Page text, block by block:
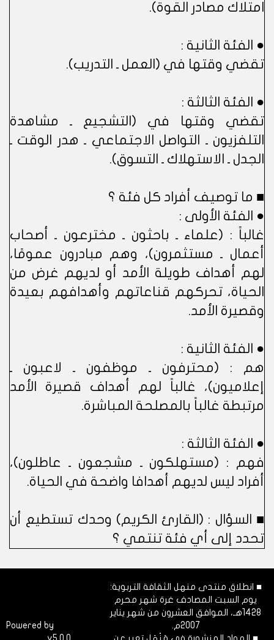
امتلاك مصادر القوة).
● الفئة الثانية :
تقضي وقتها في (العمل ـ التدريب).
● الفئة الثالثة :
تقضي وقتها في (التشجيع ـ مشاهدة
التلفزيون ـ التواصل الاجتماعي ـ هدر الوقت ـ
الجدل ـ الاستهلاك ـ التسوق).
■ ما توصيف أفراد كل فئة ؟
● الفئة الأولى :
غالباً : (علماء ـ باحثون ـ مخترعون ـ أصحاب
أعمال ـ مستثمرون)، وهم مبادرون عمومًا،
لهم أهداف طويلة الأمد أو لديهم غرض من
الحياة، تحركهم قناعاتهم وأهدافهم بعيدة
وقصيرة الأمد.
● الفئة الثانية :
هم : (محترفون ـ موظفون ـ لاعبون ـ
إعلاميون)، غالباً لهم أهداف قصيرة الأمد
مرتبطة غالباً بالمصلحة المباشرة.
● الفئة الثالثة :
فهم : (مستهلكون ـ مشجعون ـ عاطلون)،
أفراد ليس لديهم أهدافا واضحة في الحياة.
■ السؤال : (القارئ الكريم) وحدك تستطيع أن
تحدد إلى أي فئة تنتمي ؟
■ انطلاق منتدى منهل الثقافة التربوية:
يوم السبت المصادف غرة شهر محرم
1428هـ، الموافق العشرون من شهر يناير
2007م.
Powered by